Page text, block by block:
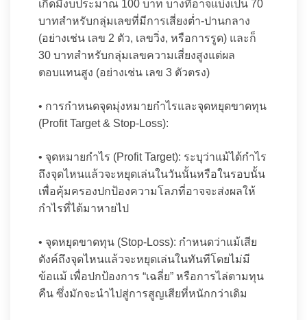
เกิดมีงบประมาณ 100 บาท บางทีอาจแบ่งเป็น 70
บาทสำหรับกลุ่มเลขที่มีการเสี่ยงต่ำ-ปานกลาง
(อย่างเช่น เลข 2 ตัว, เลขวิ่ง, หรือการรูด) และก็
30 บาทสำหรับกลุ่มเลขความเสี่ยงสูงแต่ผล
ตอบแทนสูง (อย่างเช่น เลข 3 ตัวตรง)
• การกำหนดจุดมุ่งหมายกำไรและจุดหยุดขาดทุน
(Profit Target & Stop-Loss):
• จุดหมายกำไร (Profit Target): ระบุว่าแม้ได้กำไร
ถึงจุดไหนแล้วจะหยุดเล่นในวันนั้นหรือในรอบนั้น
เพื่อคุ้มครองปกป้องความโลภที่อาจจะส่งผลให้
กำไรที่ได้มาหายไป
• จุดหยุดขาดทุน (Stop-Loss): กำหนดว่าแม้เสีย
ตังค์ถึงจุดไหนแล้วจะหยุดเล่นในทันทีโดยไม่มี
ข้อแม้ เพื่อปกป้องการ “เฉลี่ย” หรือการไล่ตามทุน
คืน ซึ่งมักจะนำไปสู่การสูญเสียที่หนักกว่าเดิม